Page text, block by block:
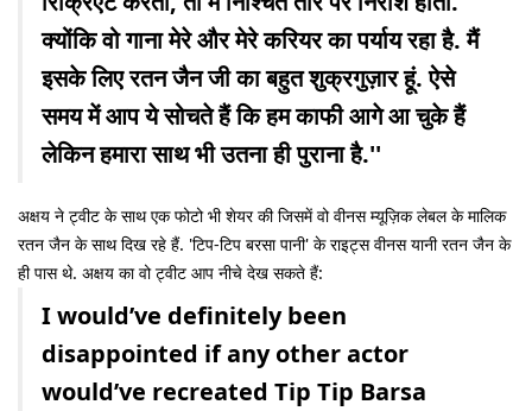
क्योंकि वो गाना मेरे और मेरे करियर का पर्याय रहा है. मैं
इसके लिए रतन जैन जी का बहुत शुक्रगुज़ार हूं. ऐसे
समय में आप ये सोचते हैं कि हम काफी आगे आ चुके हैं
लेकिन हमारा साथ भी उतना ही पुराना है.''
अक्षय ने ट्वीट के साथ एक फोटो भी शेयर की जिसमें वो वीनस म्यूज़िक लेबल के मालिक
रतन जैन के साथ दिख रहे हैं. 'टिप-टिप बरसा पानी' के राइट्स वीनस यानी रतन जैन के
ही पास थे. अक्षय का वो ट्वीट आप नीचे देख सकते हैं:
I would’ve definitely been
disappointed if any other actor
would’ve recreated Tip Tip Barsa